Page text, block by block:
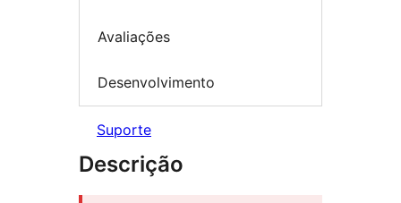
Avaliações
Desenvolvimento
Suporte
Descrição